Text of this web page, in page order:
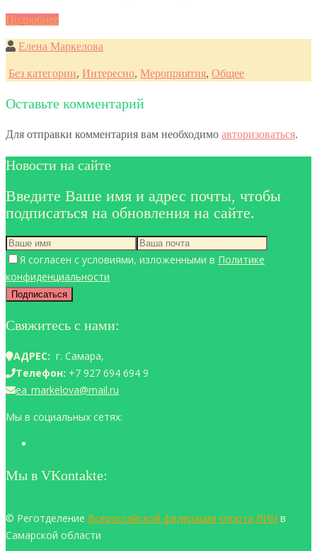
Подробнее
Елена Маркелова
Без категории, Интересно, Мероприятия, Общее
Оставьте комментарий
Для отправки комментария вам необходимо авторизоваться.
Новости на сайте
Введите Ваше имя и адрес почты, чтобы
подписаться на обновления на сайте.
Я согласен с условиями, изложенными в Политике
конфиденциальности
Свяжитесь с нами:
АДРЕС: г. Самара,
Телефон: +7 927 694 694 9
ea_markelova@mail.ru
Мы в социальных сетях:
Мы в VKontakte:
© Реготделение Всероссийской федерации спорта ЛИН в
Самарской области